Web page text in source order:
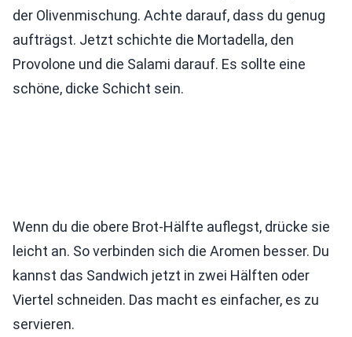
der Olivenmischung. Achte darauf, dass du genug
aufträgst. Jetzt schichte die Mortadella, den
Provolone und die Salami darauf. Es sollte eine
schöne, dicke Schicht sein.
Wenn du die obere Brot-Hälfte auflegst, drücke sie
leicht an. So verbinden sich die Aromen besser. Du
kannst das Sandwich jetzt in zwei Hälften oder
Viertel schneiden. Das macht es einfacher, es zu
servieren.